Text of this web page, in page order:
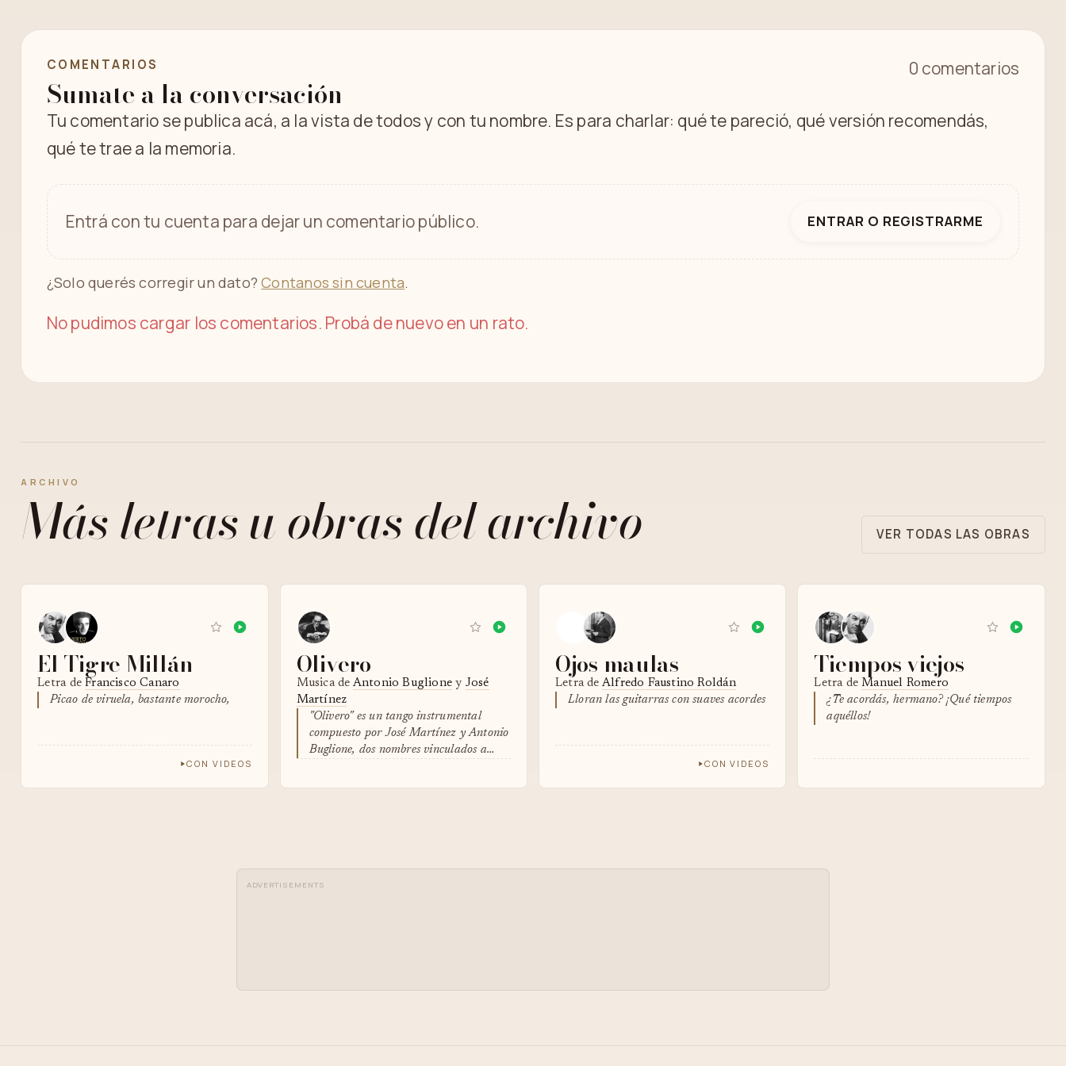
COMENTARIOS
Sumate a la conversación
0 comentarios
Tu comentario se publica acá, a la vista de todos y con tu nombre. Es para charlar: qué te pareció, qué versión recomendás,
qué te trae a la memoria.
Entrá con tu cuenta para dejar un comentario público. ENTRAR O REGISTRARME
¿Solo querés corregir un dato?Contanos sin cuenta.
No pudimos cargar los comentarios. Probá de nuevo en un rato.
ARCHIVO
Más letras u obras del archivo VER TODAS LAS OBRAS
El Tigre Millán
Letra deFrancisco Canaro
Picao de viruela, bastante morocho,
CON VIDEOS
Olivero
Musica de Antonio Buglione y José
Martínez
"Olivero" es un tango instrumental
compuesto por José Martínez y Antonio
Buglione, dos nombres vinculados a…
Ojos maulas
Letra de Alfredo Faustino Roldán
Lloran las guitarras con suaves acordes
CON VIDEOS
Tiempos viejos
Letra deManuel Romero
¿Te acordás, hermano? ¡Qué tiempos
aquéllos!
ADVERTISEMENTS